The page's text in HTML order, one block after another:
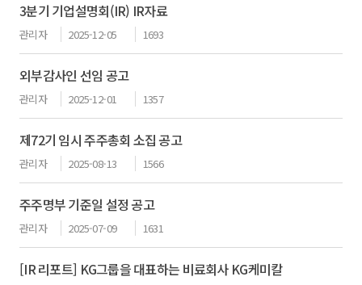
3분기 기업설명회(IR) IR자료
관리자 2025-12-05 1693
외부감사인 선임 공고
관리자 2025-12-01 1357
제72기 임시 주주총회 소집 공고
관리자 2025-08-13 1566
주주명부 기준일 설정 공고
관리자 2025-07-09 1631
[IR 리포트] KG그룹을 대표하는 비료회사 KG케미칼